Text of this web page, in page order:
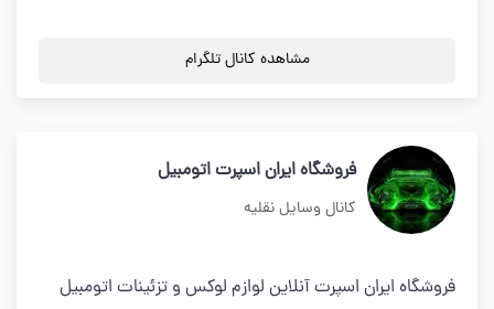
مشاهده کانال تلگرام
فروشگاه ایران اسپرت اتومبیل
کانال وسایل نقلیه
فروشگاه ایران اسپرت آنلاین لوازم لوکس و تزئینات اتومبیل